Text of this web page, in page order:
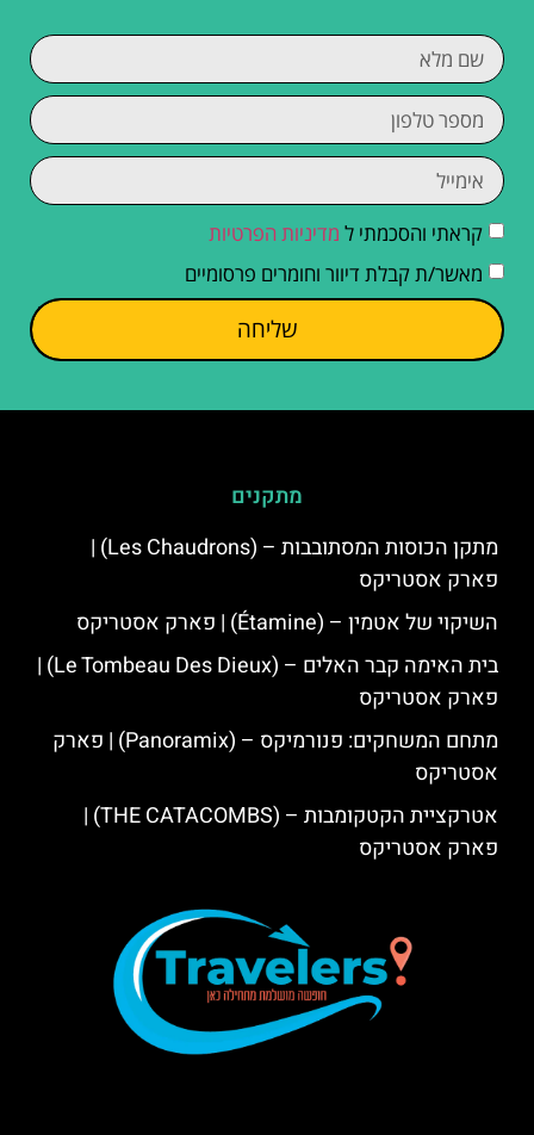
קראתי והסכמתי ל מדיניות הפרטיות
מאשר/ת קבלת דיוור וחומרים פרסומיים
שליחה
מתקנים
מתקן הכוסות המסתובבות – (Les Chaudrons) |
פארק אסטריקס
השיקוי של אטמין – (Étamine) | פארק אסטריקס
בית האימה קבר האלים – (Le Tombeau Des Dieux) |
פארק אסטריקס
מתחם המשחקים: פנורמיקס – (Panoramix) | פארק
אסטריקס
אטרקציית הקטקומבות – (THE CATACOMBS) |
פארק אסטריקס